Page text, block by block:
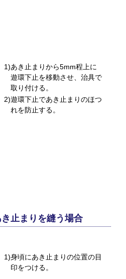
あき止まりから5mm程上に
遊環下止を移動させ、治具で
取り付ける。
遊環下止であき止まりのほつ
れを防止する。
止まりを縫う場合
身頃にあき止まりの位置の目
印をつける。